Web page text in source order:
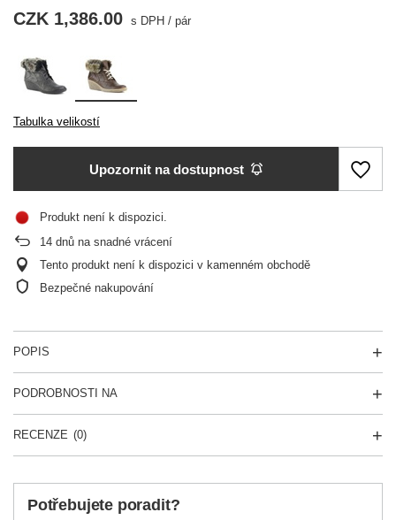
Tabulka velikostí
CZK 1,386.00 s DPH / pár
Upozornit na dostupnost
Produkt není k dispozici
14 dnů na snadné vrácení
Tento produkt není k dispozici v kamenném obchodě
Bezpečné nakupování
POPIS
PODROBNOSTI NA
RECENZE (0)
Potřebujete poradit?